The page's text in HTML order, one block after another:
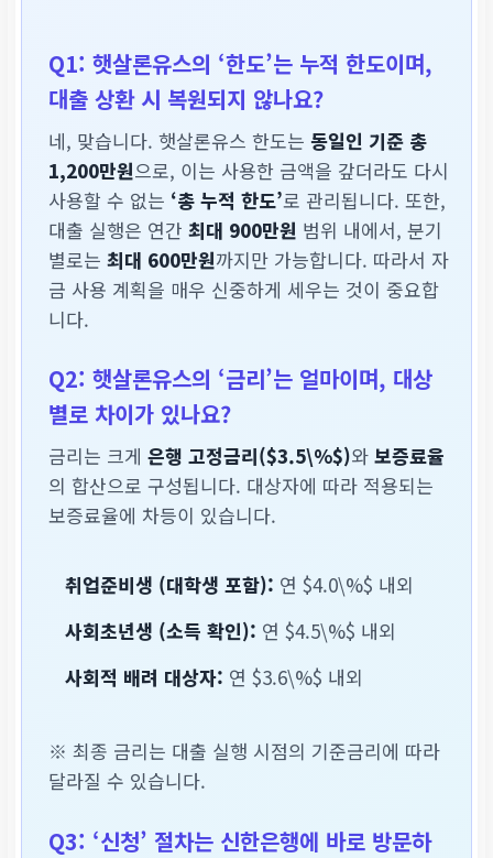
Q1: 햇살론유스의 ‘한도’는 누적 한도이며,
대출 상환 시 복원되지 않나요?
네, 맞습니다. 햇살론유스 한도는동일인 기준 총
1,200만원으로, 이는 사용한 금액을 갚더라도 다시
사용할 수 없는 ‘총 누적 한도’로 관리됩니다. 또한,
대출 실행은 연간최대 900만원 범위 내에서, 분기
별로는최대 600만원까지만 가능합니다. 따라서 자
금 사용 계획을 매우 신중하게 세우는 것이 중요합
니다.
Q2: 햇살론유스의 ‘금리’는 얼마이며, 대상
별로 차이가 있나요?
금리는 크게은행 고정금리($3.5\%$)와보증료율
의 합산으로 구성됩니다. 대상자에 따라 적용되는
보증료율에 차등이 있습니다.
취업준비생 (대학생 포함): 연 $4.0\%$ 내외
사회초년생 (소득 확인): 연 $4.5\%$ 내외
사회적 배려 대상자: 연 $3.6\%$ 내외
※ 최종 금리는 대출 실행 시점의 기준금리에 따라
달라질 수 있습니다.
Q3: ‘신청’ 절차는 신한은행에 바로 방문하